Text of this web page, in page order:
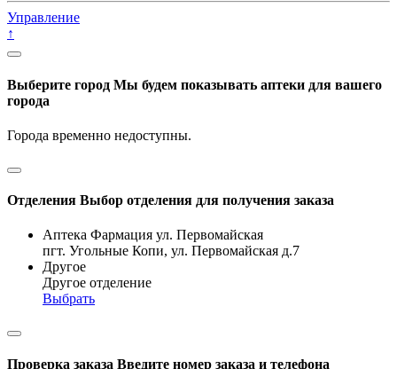
Управление
↑
Выберите город Мы будем показывать аптеки для вашего
города
Города временно недоступны.
Отделения Выбор отделения для получения заказа
Аптека Фармация ул. Первомайская
пгт. Угольные Копи, ул. Первомайская д.7
Другое
Другое отделение
Выбрать
Проверка заказа Введите номер заказа и телефона